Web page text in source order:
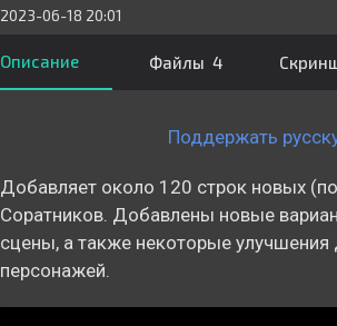
2023-06-18 20:01
Описание Файлы 4
Поддержать
Добавляет около 120 строк новых
Соратников. Добавлены новые
сцены, а также некоторые
персонажей.